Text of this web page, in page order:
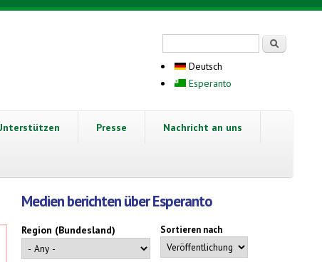
Deutsch
Esperanto
Presse Nachricht an uns
Medien berichten über Esperanto
Region (Bundesland) Sortieren nach